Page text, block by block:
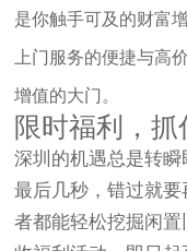
是你触手可及的财富
上门服务的便捷与高
增值的大门。
限时福利，
深圳的机遇总是转
最后几秒，错过就
者都能轻松挖掘闲